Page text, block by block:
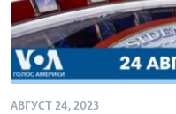
АВГУСТ 24, 2023